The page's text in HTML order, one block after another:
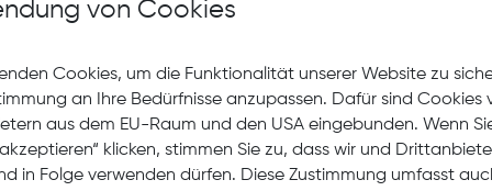
Lagernd | 2 bis 3
Nach Hause liefern
Selbstabholung in
von Cookies
Cookies, um die Funktionalität unserer Website zu
an Ihre Bedürfnisse anzupassen. Dafür sind Cookies
aus dem EU-Raum und den USA eingebunden. Wenn
klicken, stimmen Sie zu, dass wir und
in Folge verwenden dürfen. Diese Zustimmung umfasst